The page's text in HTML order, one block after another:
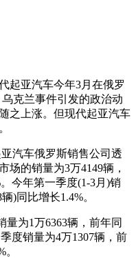
起亚汽车今年3月在俄罗
克兰事件引发的政治动
之上涨。但现代起亚汽车
汽车俄罗斯销售公司透
场的销量为3万4149辆，
今年第一季度(1-3月)销
)同比增长1.4%。
为1万6363辆，前年同
度销量为4万1307辆，前